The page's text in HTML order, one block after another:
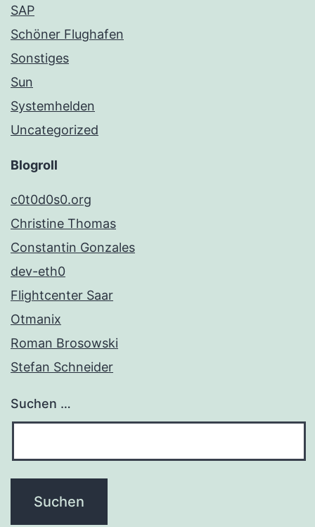
SAP
Schöner Flughafen
Sonstiges
Sun
Systemhelden
Uncategorized
Blogroll
c0t0d0s0.org
Christine Thomas
Constantin Gonzales
dev-eth0
Flightcenter Saar
Otmanix
Roman Brosowski
Stefan Schneider
Suchen …